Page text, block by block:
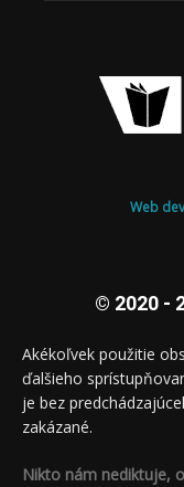
Web
© 2020 -
Akékoľvek použitie
ďalšieho
je bez
zakázané.
Nikto nám nediktuje,